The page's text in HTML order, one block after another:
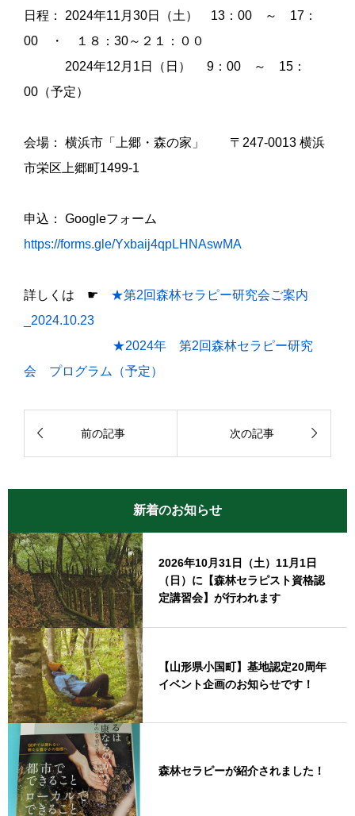
日程： 2024年11月30日（土） 13：00 ～ 17：
00 ・ １８：30～２１：００
2024年12月1日（日） 9：00 ～ 15：
00（予定）
会場： 横浜市「上郷・森の家」 〒247-0013 横浜
市栄区上郷町1499-1
申込： Googleフォーム
https://forms.gle/Yxbaij4qpLHNAswMA
詳しくは ☛ ★第2回森林セラピー研究会ご案内
_2024.10.23
★2024年 第2回森林セラピー研究
会 プログラム（予定）
 前の記事 次の記事 
新着のお知らせ
2026年10月31日（土）11月1日
（日）に【森林セラピスト資格認
定講習会】が行われます
【山形県小国町】基地認定20周年
イベント企画のお知らせです！
森林セラピーが紹介されました！